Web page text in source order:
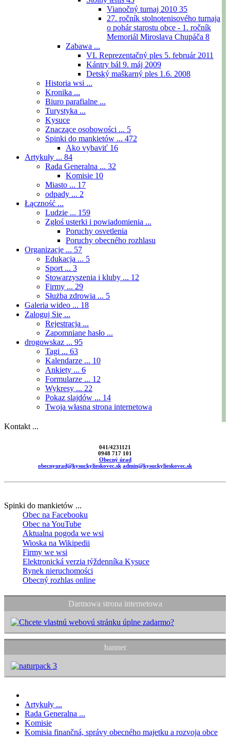
Vianočný turnaj 2010 35
27. ročník stolnotenisového turnaja
o pohár starostu obce - 1. ročník
Memoriál Miroslava Chupáča 8
Zabawa ...
VI. Reprezentačný ples 5. február 2011
Kántry bál 9. máj 2009
Detský maškarný ples 1.6. 2008
Historia wsi ...
Kronika ...
Biuro parafialne ...
Turystyka ...
Kysuce
Znaczące osobowości ... 5
Spinki do mankietów ... 472
Ako vybaviť 16
Artykuły ... 84
Rada Generalna ... 32
Komisie 10
Miasto ... 17
odpady ... 2
Łączność ...
Ludzie ... 159
Zgłoś usterki i powiadomienia ...
Poruchy osvetlenia
Poruchy obecného rozhlasu
Organizacje ... 57
Edukacja ... 5
Sport ... 3
Stowarzyszenia i kluby ... 12
Firmy ... 29
Służba zdrowia ... 5
Galeria wideo ... 18
Zaloguj Się ...
Rejestracja ...
Zapomniane hasło ...
drogowskaz ... 95
Tagi ... 63
Kalendarze ... 10
Ankiety ... 6
Formularze ... 12
Wykresy ... 22
Pokaz slajdów ... 14
Twoja własna strona internetowa
Kontakt ...
041/4231121
0948 717 101
Obecný úrad
obecnyurad@kysuckylieskovec.sk admin@kysuckylieskovec.sk
Spinki do mankietów ...
Obec na Facebooku
Obec na YouTube
Aktualna pogoda we wsi
Wioska na Wikipedii
Firmy we wsi
Elektronická verzia týždenníka Kysuce
Rynek nieruchomości
Obecný rozhlas online
Darmowa strona internetowa
banner
Artykuły ...
Rada Generalna ...
Komisie
Komisia finančná, správy obecného majetku a rozvoja obce